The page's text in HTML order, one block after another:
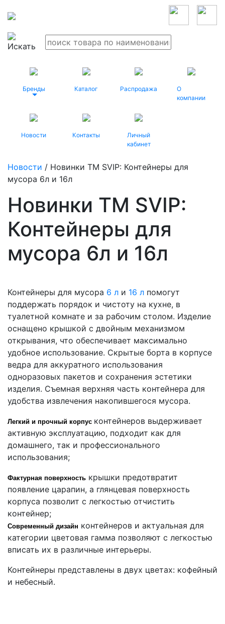
Бренды Каталог Распродажа
О
компании
Новости Контакты
Личный
кабинет
Новости / Новинки ТМ SVIP: Контейнеры для
мусора 6л и 16л
Новинки ТМ SVIP:
Контейнеры для
мусора 6л и 16л
Контейнеры для мусора 6 л и 16 л помогут
поддержать порядок и чистоту на кухне, в
туалетной комнате и за рабочим столом. Изделие
оснащено крышкой с двойным механизмом
открывания, что обеспечивает максимально
удобное использование. Скрытые борта в корпусе
ведра для аккуратного использования
одноразовых пакетов и сохранения эстетики
изделия. Съемная верхняя часть контейнера для
удобства извлечения накопившегося мусора.
Легкий и прочный корпус контейнеров выдерживает
активную эксплуатацию, подходит как для
домашнего, так и профессионального
использования;
Фактурная поверхность крышки предотвратит
появление царапин, а глянцевая поверхность
корпуса позволит с легкостью отчистить
контейнер;
Современный дизайн контейнеров и актуальная для
категории цветовая гамма позволяют с легкостью
вписать их в различные интерьеры.
Контейнеры представлены в двух цветах: кофейный
и небесный.